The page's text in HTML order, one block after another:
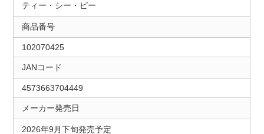
ティー・シー・ピー
商品番号
102070425
JANコード
4573663704449
メーカー発売日
2026年9月下旬発売予定